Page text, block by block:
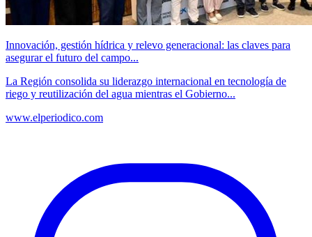
Innovación, gestión hídrica y relevo generacional: las claves para
asegurar el futuro del campo...
La Región consolida su liderazgo internacional en tecnología de
riego y reutilización del agua mientras el Gobierno...
www.elperiodico.com